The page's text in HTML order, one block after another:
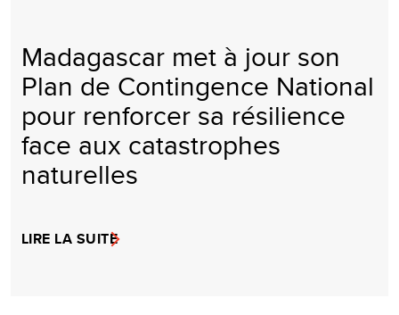
Madagascar met à jour son
Plan de Contingence National
pour renforcer sa résilience
face aux catastrophes
naturelles
LIRE LA SUITE